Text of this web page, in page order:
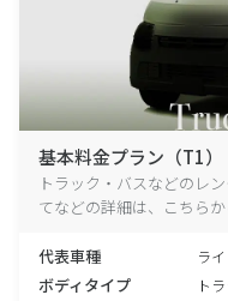
基本料金プラン（T1）
トラック・バスなどのレ
てなどの詳細は、こちら
代表車種 ラ
ボディタイプ ト